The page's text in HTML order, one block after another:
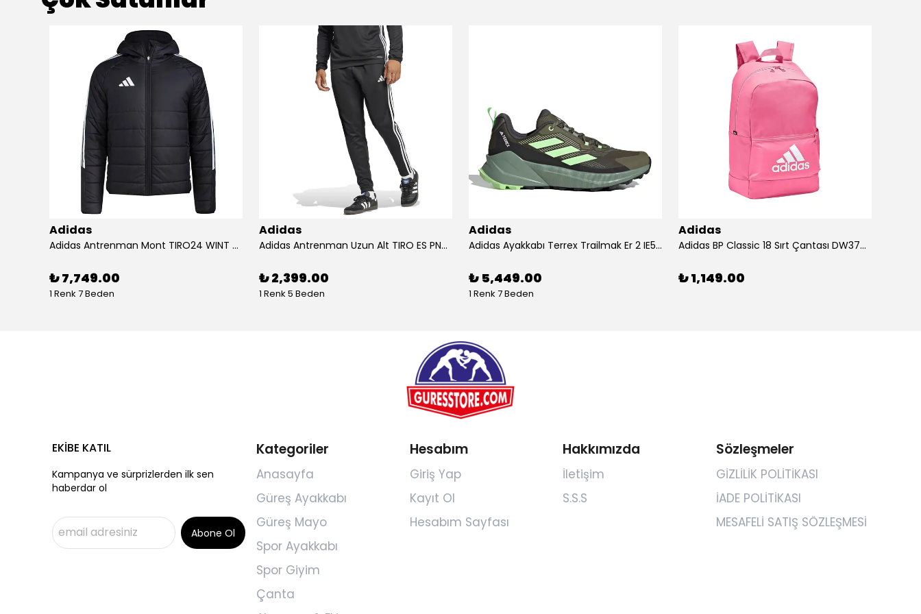
Adidas
Adidas Antrenman Mont TIRO24 WINT JKT IJ7388
₺ 7,749.00
1 Renk 7 Beden
Adidas
Adidas Antrenman Uzun Alt TIRO ES PNT JD0442
₺ 2,399.00
1 Renk 5 Beden
Adidas
Adidas Ayakkabı Terrex Trailmak Er 2 IE5146
₺ 5,449.00
1 Renk 7 Beden
Adidas
Adidas BP Classic 18 Sırt Çantası DW3709
₺ 1,149.00
Kategoriler
Anasayfa
Güreş Ayakkabı
Güreş Mayo
Spor Ayakkabı
Spor Giyim
Çanta
Hesabım
Giriş Yap
Kayıt Ol
Hesabım Sayfası
Hakkımızda
İletişim
S.S.S
Sözleşmeler
GİZLİLİK POLİTİKASI
İADE POLİTİKASI
MESAFELİ SATIŞ SÖZLEŞMESİ
EKİBE KATIL
Kampanya ve sürprizlerden ilk sen
haberdar ol
Abone Ol